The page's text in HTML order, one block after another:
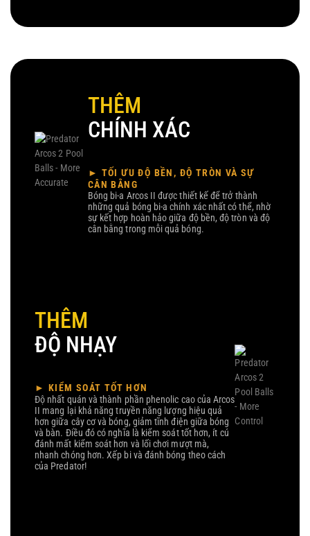
THÊM
CHÍNH XÁC
► TỐI ƯU ĐỘ BỀN, ĐỘ TRÒN VÀ SỰ
CÂN BẰNG
Bóng bi-a Arcos II được thiết kế để trở thành
những quả bóng bi-a chính xác nhất có thể, nhờ
sự kết hợp hoàn hảo giữa độ bền, độ tròn và độ
cân bằng trong mỗi quả bóng.
THÊM
ĐỘ NHẠY
► KIỂM SOÁT TỐT HƠN
Độ nhất quán và thành phần phenolic cao của Arcos
II mang lại khả năng truyền năng lượng hiệu quả
hơn giữa cây cơ và bóng, giảm tĩnh điện giữa bóng
và bàn. Điều đó có nghĩa là kiểm soát tốt hơn, ít cú
đánh mất kiểm soát hơn và lối chơi mượt mà,
nhanh chóng hơn. Xếp bi và đánh bóng theo cách
của Predator!